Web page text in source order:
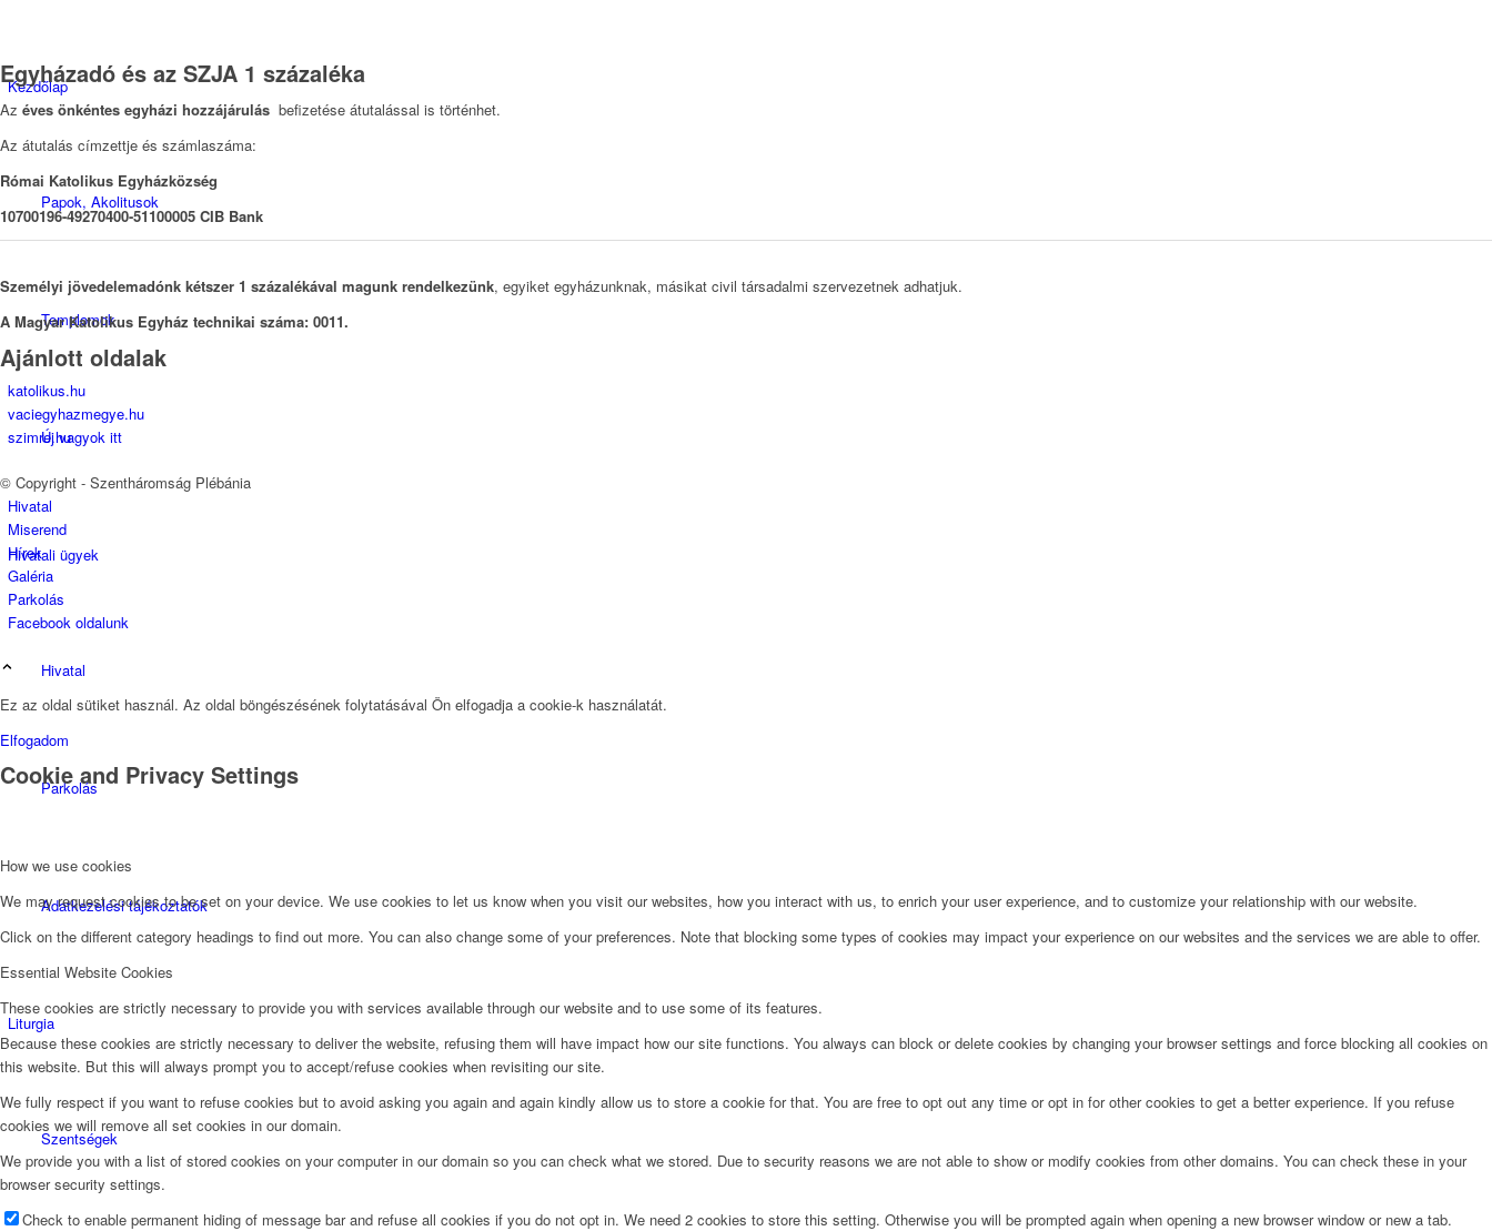
Kezdőlap
Papok, Akolitusok
Templomok
Új vagyok itt
Hivatali ügyek
Hivatal
Parkolás
Adatkezelési tájékoztatók
Liturgia
Szentségek
Egyházadó és az SZJA 1 százaléka
Az éves önkéntes egyházi hozzájárulás befizetése átutalással is történhet.
Az átutalás címzettje és számlaszáma:
Római Katolikus Egyházközség
10700196-49270400-51100005 CIB Bank
Személyi jövedelemadónk kétszer 1 százalékával magunk rendelkezünk, egyiket egyházunknak, másikat civil társadalmi szervezetnek adhatjuk.
A Magyar Katolikus Egyház technikai száma: 0011.
Ajánlott oldalak
katolikus.hu
vaciegyhazmegye.hu
szimre.hu
© Copyright - Szentháromság Plébánia
Hivatal
Miserend
Hírek
Galéria
Parkolás
Facebook oldalunk
Ez az oldal sütiket használ. Az oldal böngészésének folytatásával Ön elfogadja a cookie-k használatát.
Elfogadom
Cookie and Privacy Settings
How we use cookies
We may request cookies to be set on your device. We use cookies to let us know when you visit our websites, how you interact with us, to enrich your user experience, and to customize your relationship with our website.
Click on the different category headings to find out more. You can also change some of your preferences. Note that blocking some types of cookies may impact your experience on our websites and the services we are able to offer.
Essential Website Cookies
These cookies are strictly necessary to provide you with services available through our website and to use some of its features.
Because these cookies are strictly necessary to deliver the website, refusing them will have impact how our site functions. You always can block or delete cookies by changing your browser settings and force blocking all cookies on
this website. But this will always prompt you to accept/refuse cookies when revisiting our site.
We fully respect if you want to refuse cookies but to avoid asking you again and again kindly allow us to store a cookie for that. You are free to opt out any time or opt in for other cookies to get a better experience. If you refuse
cookies we will remove all set cookies in our domain.
We provide you with a list of stored cookies on your computer in our domain so you can check what we stored. Due to security reasons we are not able to show or modify cookies from other domains. You can check these in your
browser security settings.
Check to enable permanent hiding of message bar and refuse all cookies if you do not opt in. We need 2 cookies to store this setting. Otherwise you will be prompted again when opening a new browser window or new a tab.